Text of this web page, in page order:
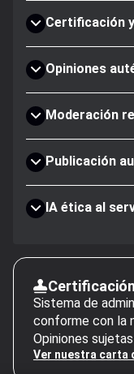
Certificación
Opiniones
Moderación
Publicación
IA ética al
Certificación
Sistema de
conforme con la
Opiniones
Ver nuestra carta